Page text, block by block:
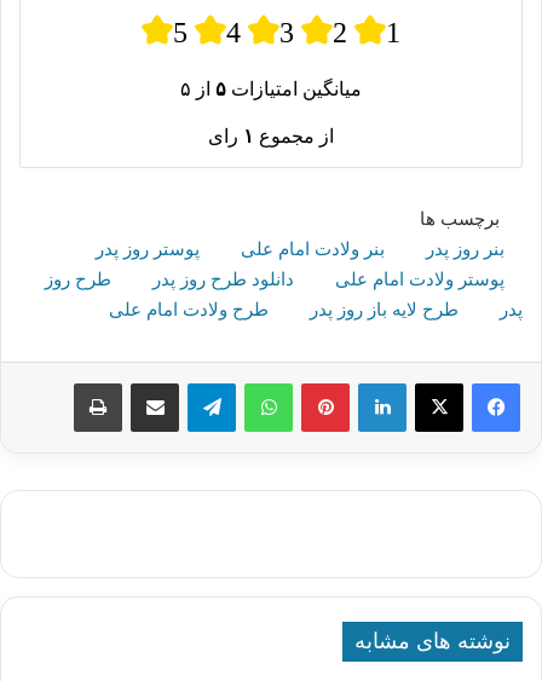
5 4 3 2 1
میانگین امتیازات ۵ از ۵
از مجموع ۱ رای
برچسب ها
بنر روز پدر
بنر ولادت امام علی
پوستر روز پدر
پوستر ولادت امام علی
دانلود طرح روز پدر
طرح روز
پدر
طرح لایه باز روز پدر طرح ولادت امام علی
لینکدین پینترستواتس آپ تلگرام اشتراک گذاری از طریق ایمیل چاپ
نوشته های مشابه